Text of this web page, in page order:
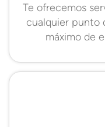
Te ofrecemos
cualquier punto
máximo de